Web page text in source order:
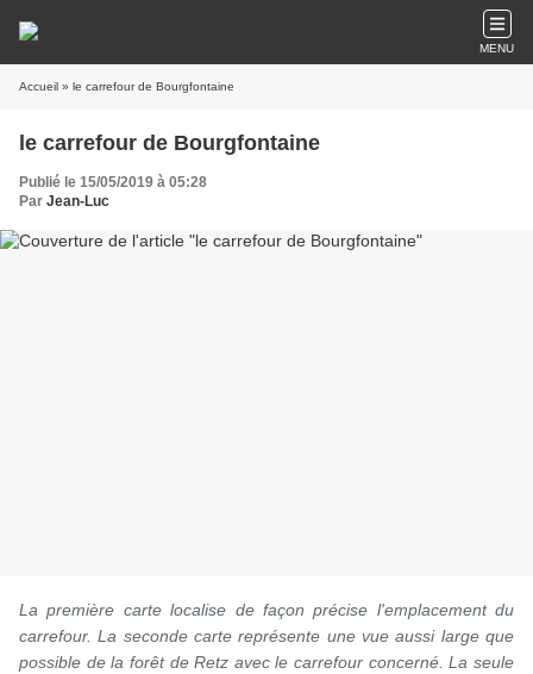
MENU
Accueil » le carrefour de Bourgfontaine
le carrefour de Bourgfontaine
Publié le 15/05/2019 à 05:28
Par Jean-Luc
La première carte localise de façon précise l'emplacement du
carrefour. La seconde carte représente une vue aussi large que
possible de la forêt de Retz avec le carrefour concerné. La seule